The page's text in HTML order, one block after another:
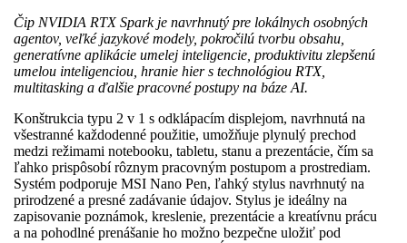
Čip NVIDIA RTX Spark je navrhnutý pre lokálnych osobných
agentov, veľké jazykové modely, pokročilú tvorbu obsahu,
generatívne aplikácie umelej inteligencie, produktivitu zlepšenú
umelou inteligenciou, hranie hier s technológiou RTX,
multitasking a ďalšie pracovné postupy na báze AI.
Konštrukcia typu 2 v 1 s odklápacím displejom, navrhnutá na
všestranné každodenné použitie, umožňuje plynulý prechod
medzi režimami notebooku, tabletu, stanu a prezentácie, čím sa
ľahko prispôsobí rôznym pracovným postupom a prostrediam.
Systém podporuje MSI Nano Pen, ľahký stylus navrhnutý na
prirodzené a presné zadávanie údajov. Stylus je ideálny na
zapisovanie poznámok, kreslenie, prezentácie a kreatívnu prácu
a na pohodlné prenášanie ho možno bezpečne uložiť pod